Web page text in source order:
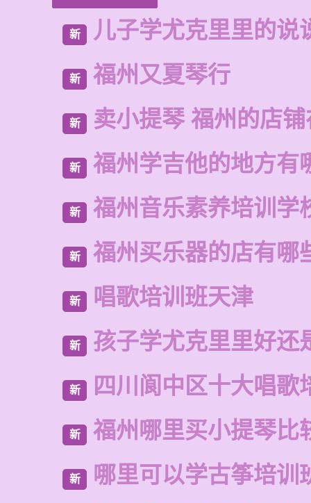
新 儿子学尤克里里的说
新 福州又夏琴行
新 卖小提琴 福州的店
新 福州学吉他的地方有
新 福州音乐素养培训学
新 福州买乐器的店有哪
新 唱歌培训班天津
新 孩子学尤克里里好还
新 四川阆中区十大唱歌
新 福州哪里买小提琴比
新 哪里可以学古筝培训